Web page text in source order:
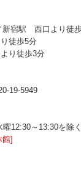
新宿駅 西口より徒
徒歩5分
り徒歩3分
12:30～13:30を除く
館]